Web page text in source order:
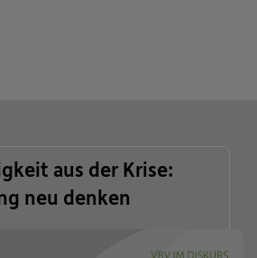
aus der Krise:
neu denken